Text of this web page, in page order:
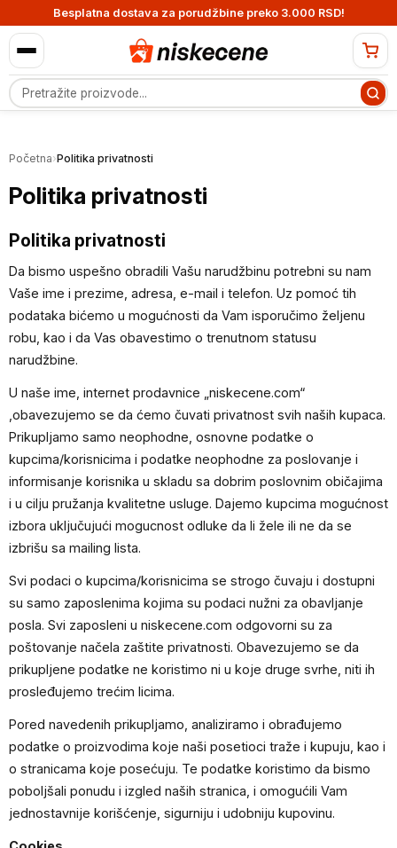
Besplatna dostava za porudžbine preko 3.000 RSD!
Pretraga proizvoda
Početna›Politika privatnosti
Politika privatnosti
Politika privatnosti
Da bismo uspešno obradili Vašu narudžbinu potrebni su nam
Vaše ime i prezime, adresa, e-mail i telefon. Uz pomoć tih
podataka bićemo u mogućnosti da Vam isporučimo željenu
robu, kao i da Vas obavestimo o trenutnom statusu
narudžbine.
U naše ime, internet prodavnice „niskecene.com“
,obavezujemo se da ćemo čuvati privatnost svih naših kupaca.
Prikupljamo samo neophodne, osnovne podatke o
kupcima/korisnicima i podatke neophodne za poslovanje i
informisanje korisnika u skladu sa dobrim poslovnim običajima
i u cilju pružanja kvalitetne usluge. Dajemo kupcima mogućnost
izbora uključujući mogucnost odluke da li žele ili ne da se
izbrišu sa mailing lista.
Svi podaci o kupcima/korisnicima se strogo čuvaju i dostupni
su samo zaposlenima kojima su podaci nužni za obavljanje
posla. Svi zaposleni u niskecene.com odgovorni su za
poštovanje načela zaštite privatnosti. Obavezujemo se da
prikupljene podatke ne koristimo ni u koje druge svrhe, niti ih
prosleđujemo trećim licima.
Pored navedenih prikupljamo, analiziramo i obrađujemo
podatke o proizvodima koje naši posetioci traže i kupuju, kao i
o stranicama koje posećuju. Te podatke koristimo da bismo
poboljšali ponudu i izgled naših stranica, i omogućili Vam
jednostavnije korišćenje, sigurniju i udobniju kupovinu.